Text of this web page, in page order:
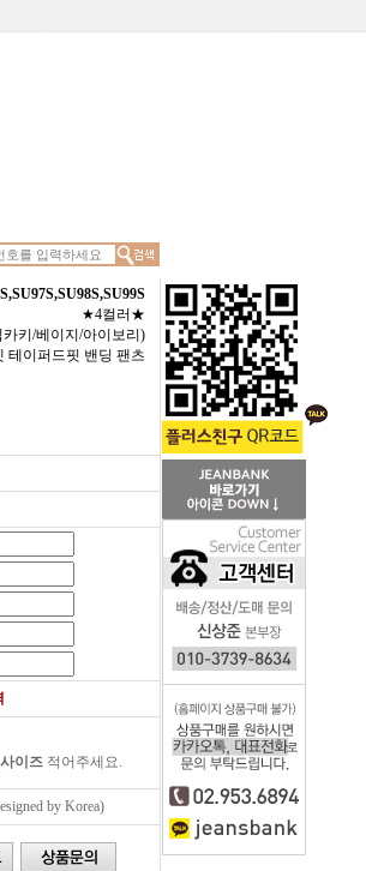
★4컬러★
키/베이지/아이보리)
테이퍼드핏 밴딩 팬츠
이즈 적어주세요.
by Korea)